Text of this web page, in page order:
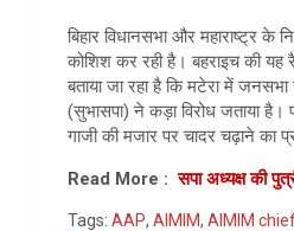
बिहार विधानसभा और महाराष्ट्र
कोशिश कर रही है। बहराइच की यह
बताया जा रहा है कि मटेरा में
(सुभासपा) ने कड़ा विरोध जताया
गाजी की मजार पर चादर चढ़ाने का
Read More :सपा अध्यक्ष की
Tags: AAP, AIMIM, AIMIM